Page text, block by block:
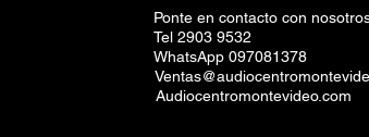
Ponte en contacto con
Tel 2903 9532
WhatsApp 097081378
Audiocentromontevideo.com